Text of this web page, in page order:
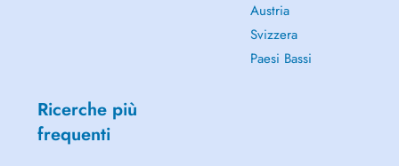
Austria
Svizzera
Paesi Bassi
Ricerche più
frequenti